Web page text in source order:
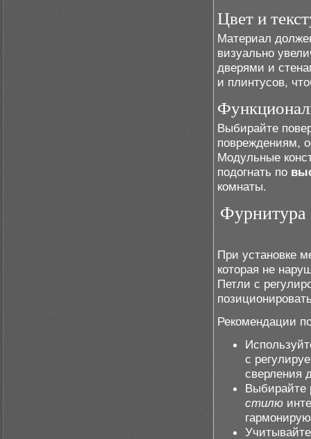
Цвет и
Материал
визуально
дверями и
и плинтусов,
Выбирайте
повреждениям,
Модульные
подогнать по
комнаты.
Фурнитура
При установке
которая не
Петли с
Рекомендации
с
сверления
Выбирайте
стилю